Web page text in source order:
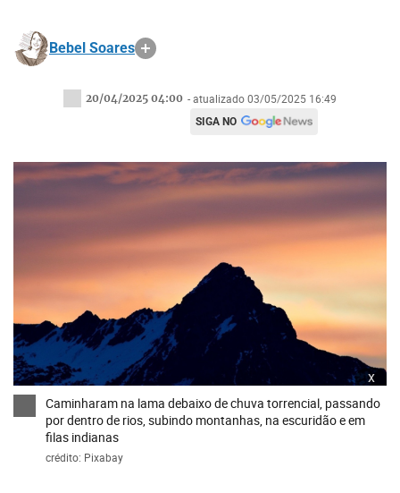
Bebel Soares
20/04/2025 04:00 - atualizado 03/05/2025 16:49
SIGA NO
x
Caminharam na lama debaixo de chuva torrencial, passando
por dentro de rios, subindo montanhas, na escuridão e em
filas indianas
crédito: Pixabay